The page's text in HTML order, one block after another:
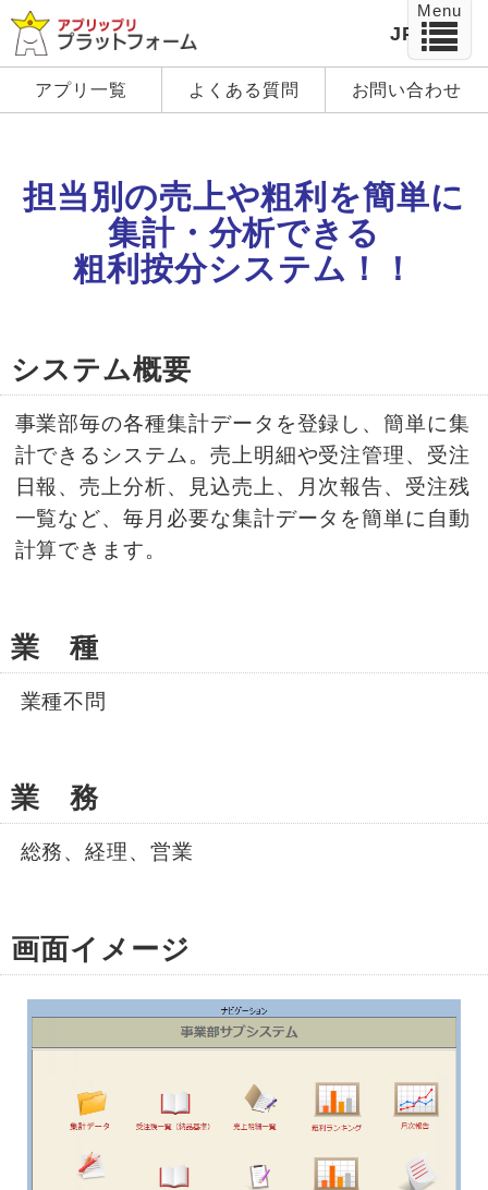
JP EN
アプリ一覧 よくある質問 お問い合わせ
担当別の売上や粗利を簡単に
集計・分析できる
粗利按分システム！！
システム概要
事業部毎の各種集計データを登録し、簡単に集
計できるシステム。売上明細や受注管理、受注
日報、売上分析、見込売上、月次報告、受注残
一覧など、毎月必要な集計データを簡単に自動
計算できます。
業 種
業種不問
業 務
総務、経理、営業
画面イメージ
Menu